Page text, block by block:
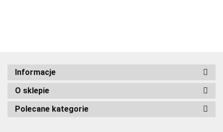
Informacje
O sklepie
Polecane kategorie